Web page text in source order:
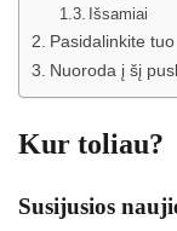
Išsamiai
Pasidalinkite tuo
Nuoroda į šį
Kur toliau?
Susijusios